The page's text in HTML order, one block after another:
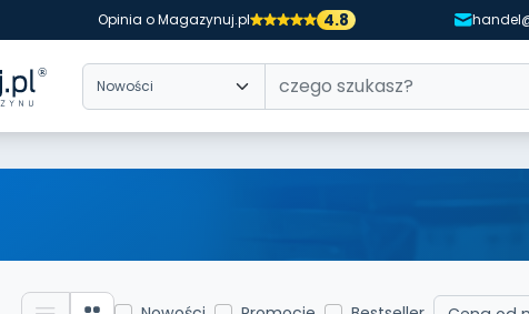
Opinia o Magazynuj.pl 4.8